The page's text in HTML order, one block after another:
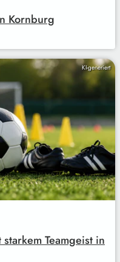
Kornburg
KI-generiert
Teamgeist in